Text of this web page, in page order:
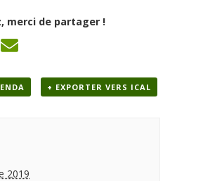
merci de partager !
+ EXPORTER VERS ICAL
2019